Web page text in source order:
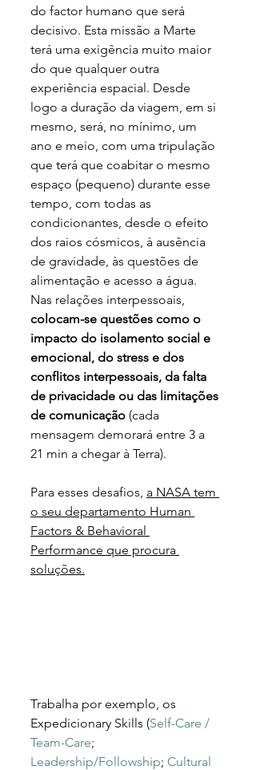
do factor humano que será
decisivo. Esta missão a Marte
terá uma exigência muito maior
do que qualquer outra
experiência espacial. Desde
logo a duração da viagem, em si
mesmo, será, no mínimo, um
ano e meio, com uma tripulação
que terá que coabitar o mesmo
espaço (pequeno) durante esse
tempo, com todas as
condicionantes, desde o efeito
dos raios cósmicos, à ausência
de gravidade, às questões de
alimentação e acesso a água.
Nas relações interpessoais,
colocam-se questões como o
impacto do isolamento social e
emocional, do stress e dos
conflitos interpessoais, da falta
de privacidade ou das limitações
de comunicação (cada
mensagem demorará entre 3 a
21 min a chegar à Terra).
Para esses desafios, a NASA tem
o seu departamento Human
Factors & Behavioral
Performance que procura
soluções.
Trabalha por exemplo, os
Expedicionary Skills (Self-Care /
Team-Care;
Leadership/Followship; Cultural